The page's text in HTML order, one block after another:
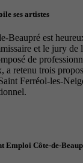
ses artistes
Beaupré est
et le jury de
de
a retenu trois
Ferréol-les-
Emploi Côte-de-